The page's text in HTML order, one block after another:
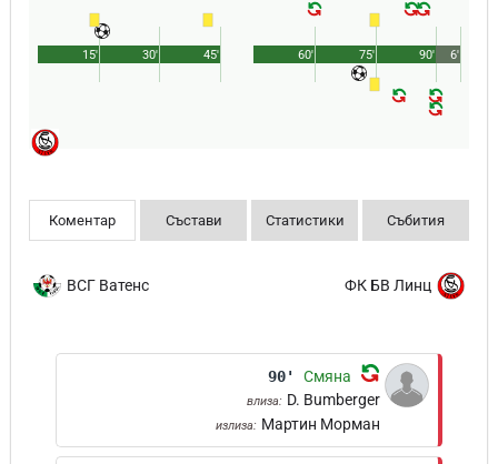
45'
15' 30' 90'
60' 75' 6'
Коментар Състави Статистики Събития
ВСГ Ватенс ФК БВ Линц
90' Смяна
влиза: D. Bumberger
излиза: Мартин Морман